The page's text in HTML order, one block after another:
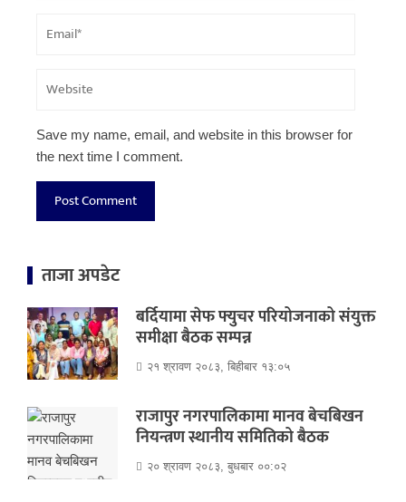
Save my name, email, and website in this browser for
the next time I comment.
ताजा अपडेट
बर्दियामा सेफ फ्युचर परियोजनाको संयुक्त
समीक्षा बैठक सम्पन्न
२१ श्रावण २०८३, बिहीबार १३:०५
राजापुर नगरपालिकामा मानव बेचबिखन
नियन्त्रण स्थानीय समितिको बैठक
२० श्रावण २०८३, बुधबार ००:०२